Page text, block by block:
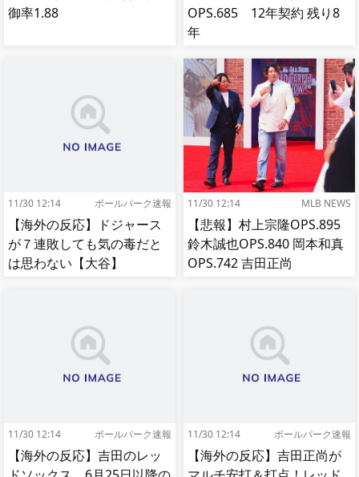
御率1.88
OPS.685 12年契約 残り8
年
11/30 12:14 ボールパーク速報
【海外の反応】ドジャース
が７連敗しても気の毒だと
は思わない【大谷】
11/30 12:14 MLB NEWS
【悲報】村上宗隆OPS.895
鈴木誠也OPS.840 岡本和真
OPS.742 吉田正尚
11/30 12:14 ボールパーク速報
【海外の反応】吉田のレッ
11/30 12:14 ボールパーク速報
【海外の反応】吉田正尚が